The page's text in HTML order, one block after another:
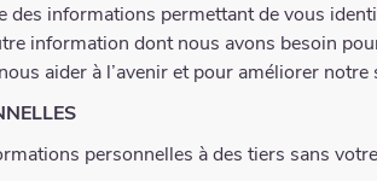
des informations permettant de vous
information dont nous avons besoin
aider à l’avenir et pour améliorer
personnelles à des tiers sans